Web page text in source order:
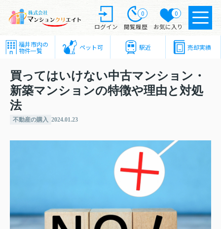
ログイン
0
閲覧履歴
0
お気に入り
福井市内の
物件一覧 ペット可 駅近 売却実績
買ってはいけない中古マンション・
新築マンションの特徴や理由と対処
法
不動産の購入 2024.01.23